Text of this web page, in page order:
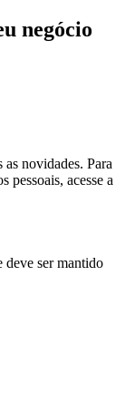
negócio
as novidades. Para
pessoais, acesse a
deve ser mantido